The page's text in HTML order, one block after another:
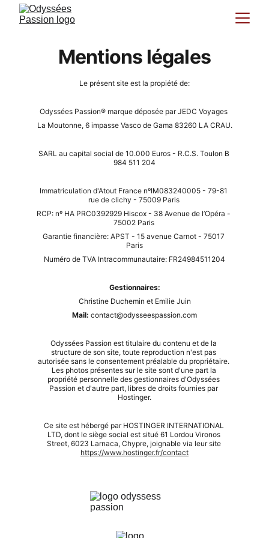
Mentions légales
Le présent site est la propiété de:
Odyssées Passion® marque déposée par JEDC Voyages
La Moutonne, 6 impasse Vasco de Gama 83260 LA CRAU.
SARL au capital social de 10.000 Euros - R.C.S. Toulon B
984 511 204
Immatriculation d'Atout France nºIM083240005 - 79-81
rue de clichy - 75009 Paris
RCP: nº HA PRC0392929 Hiscox - 38 Avenue de l’Opéra -
75002 Paris
Garantie financière: APST - 1 5 avenue Carnot - 75017
Paris
Numéro de TVA Intracommunautaire: FR24984511204
Gestionnaires:
Christine Duchemin et Emilie Juin
Mail: contact@odysseespassion.com
Odyssées Passion est titulaire du contenu et de la
structure de son site, toute reproduction n'est pas
autorisée sans le consentement préalable du propriétaire.
Les photos présentes sur le site sont d'une part la
propriété personnelle des gestionnaires d'Odyssées
Passion et d'autre part, libres de droits fournies par
Hostinger.
Ce site est hébergé par HOSTINGER INTERNATIONAL
LTD, dont le siège social est situé 61 Lordou Vironos
Street, 6023 Larnaca, Chypre, joignable via leur site
https://www.hostinger.fr/contact